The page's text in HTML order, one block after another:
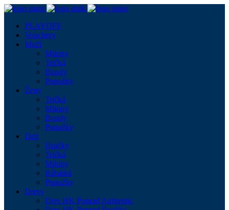
PLAYOFF
Vouchery
Muži
Mikiny
Tričká
Bundy
Ponožky
Ženy
Tričká
Mikiny
Bundy
Ponožky
Deti
Hračky
Tričká
Mikiny
Bábätká
Ponožky
Dresy
Dres HK Poprad Authentic